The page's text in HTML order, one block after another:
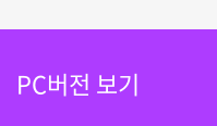
PC버전 보기